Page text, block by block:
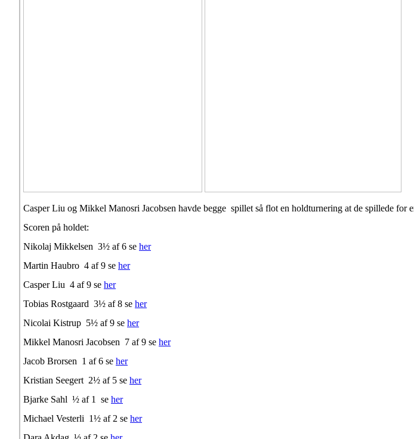
Casper Liu og Mikkel Manosri Jacobsen havde begge spillet så flot en holdturnering at de spillede
Scoren på holdet:
Nikolaj Mikkelsen 3½ af 6 se her
Martin Haubro 4 af 9 se her
Casper Liu 4 af 9 se her
Tobias Rostgaard 3½ af 8 se her
Nicolai Kistrup 5½ af 9 se her
Mikkel Manosri Jacobsen 7 af 9 se her
Jacob Brorsen 1 af 6 se her
Kristian Seegert 2½ af 5 se her
Bjarke Sahl ½ af 1 se her
Michael Vesterli 1½ af 2 se her